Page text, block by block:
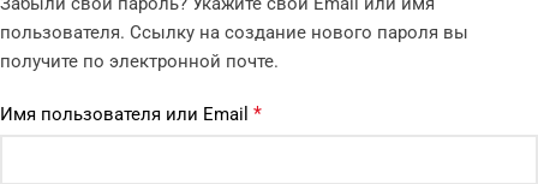
пользователя. Ссылку на создание нового пароля вы
получите по электронной почте.
Имя пользователя или Email *